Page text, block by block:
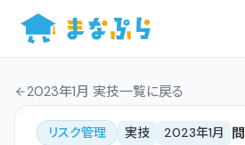
2023年1月 実技一覧に戻る
リスク管理 実技 2023年1月 問